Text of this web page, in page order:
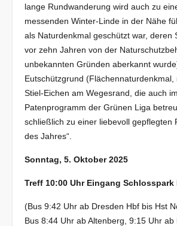
lange Rundwanderung wird auch zu
messenden Winter-Linde in der Nähe
als Naturdenkmal geschützt war, deren
vor zehn Jahren von der
unbekannten Gründen aberkannt
Eutschützgrund
Stiel-Eichen am Wegesrand, die auch
Patenprogramm der Grünen Liga
schließlich zu einer liebevoll gepflegten
des Jahres“.
Sonntag, 5. Oktober 2025
Treff 10:00 Uhr Eingang
(Bus 9:42 Uhr ab Dresden Hbf bis Hst
Bus 8:44 Uhr ab Altenberg, 9:15 Uhr ab